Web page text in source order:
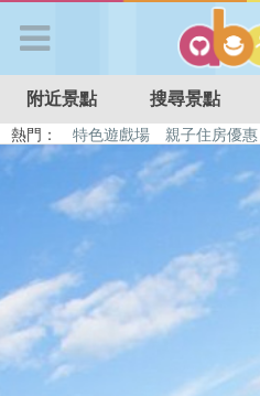
APP登入
首 頁
搜尋景點
好康優惠
附近景點 搜尋景點
熱門： 特色遊戲場 親子住房優惠
溜滑梯民宿
觀光工廠